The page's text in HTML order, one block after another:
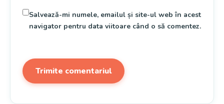
Salvează-mi numele, emailul și site-ul web în acest
navigator pentru data viitoare când o să comentez.